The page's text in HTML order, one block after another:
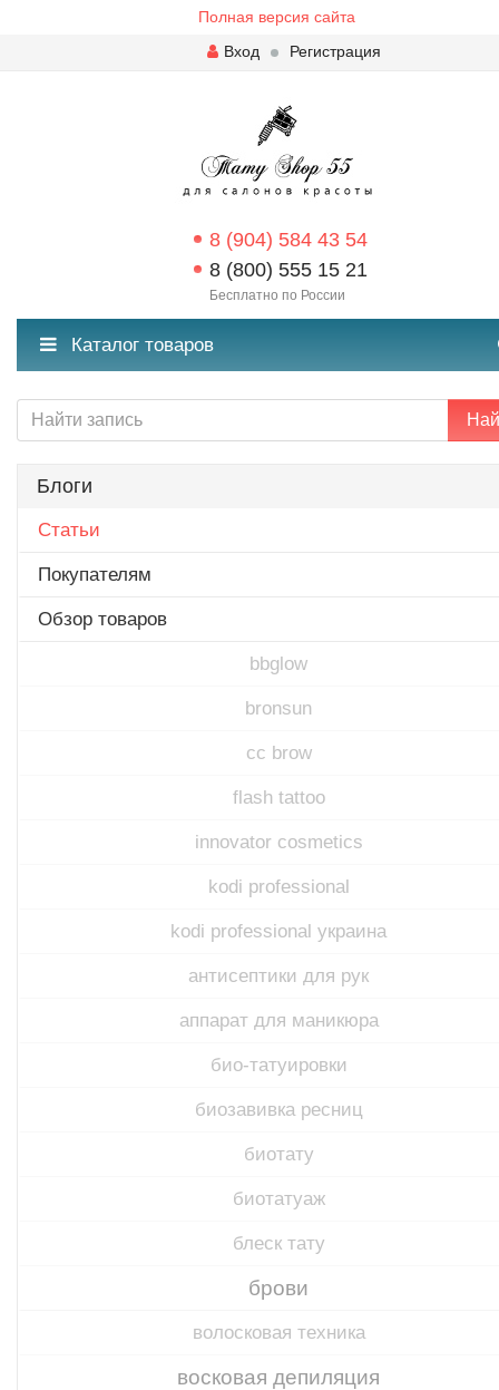
Полная версия сайта
Вход
Регистрация
8 (904) 584 43 54
8 (800) 555 15 21
Бесплатно по России
Каталог товаров
Блоги
Статьи
Покупателям
Обзор товаров
bbglow
bronsun
cc brow
flash tattoo
innovator cosmetics
kodi professional
kodi professional украина
антисептики для рук
аппарат для маникюра
био-татуировки
биозавивка ресниц
биотату
биотатуаж
блеск тату
брови
волосковая техника
восковая депиляция